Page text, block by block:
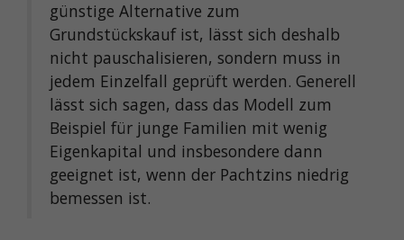
günstige Alternative zum
Grundstückskauf ist, lässt sich deshalb
nicht pauschalisieren, sondern muss in
jedem Einzelfall geprüft werden. Generell
lässt sich sagen, dass das Modell zum
Beispiel für junge Familien mit wenig
Eigenkapital und insbesondere dann
geeignet ist, wenn der Pachtzins niedrig
bemessen ist.